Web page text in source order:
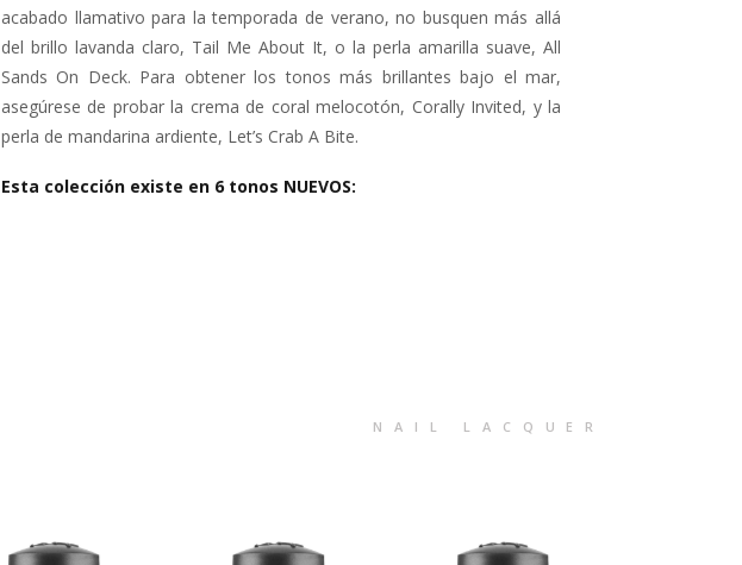
acabado llamativo para la temporada de verano, no busquen más allá
del brillo lavanda claro, Tail Me About It, o la perla amarilla suave, All
Sands On Deck. Para obtener los tonos más brillantes bajo el mar,
asegúrese de probar la crema de coral melocotón, Corally Invited, y la
perla de mandarina ardiente, Let’s Crab A Bite.
Esta colección existe en 6 tonos NUEVOS:
NAIL LACQUER